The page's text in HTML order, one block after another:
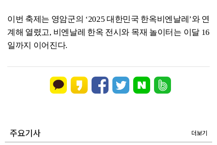
이번 축제는 영암군의 ‘2025 대한민국 한옥비엔날레’와 연
계해 열렸고, 비엔날레 한옥 전시와 목재 놀이터는 이달 16
일까지 이어진다.
주요기사 더보기